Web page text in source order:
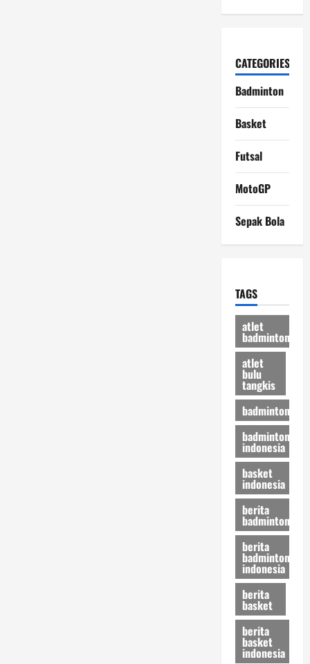
CATEGORIES
Badminton
Basket
Futsal
MotoGP
Sepak Bola
TAGS
atlet
badminton
atlet
bulu
tangkis
badminton
badminton
indonesia
basket
indonesia
berita
badminton
berita
badminton
indonesia
berita
basket
berita
basket
indonesia